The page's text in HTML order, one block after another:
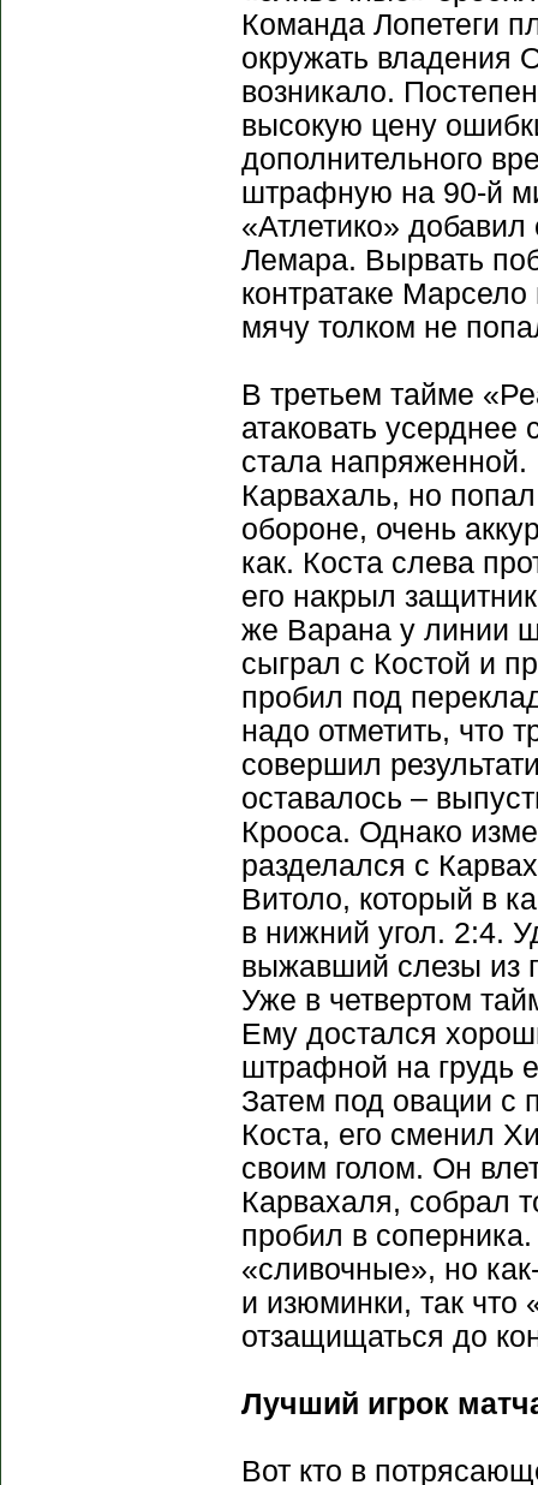
Команда Лопетеги
окружать владения
возникало.
высокую цену
дополнительного
штрафную на 90-й
«Атлетико»
Лемара. Вырвать
контратаке
мячу толком не
В третьем тайме
атаковать
стала
Карвахаль, но
обороне, очень
как. Коста слева
его накрыл
же Варана у линии
сыграл с Костой и
пробил под
надо отметить, что
совершил
оставалось –
Крооса. Однако
разделался с
Витоло, который в
в нижний угол. 2:4.
выжавший слезы из
Уже в четвертом
Ему достался
штрафной на грудь
Затем под овации с
Коста, его сменил
своим голом. Он
Карвахаля, собрал
пробил в
«сливочные», но
и изюминки, так что
отзащищаться до
Лучший игрок
Вот кто в